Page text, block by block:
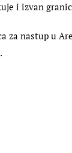
i izvan
za nastup u
.